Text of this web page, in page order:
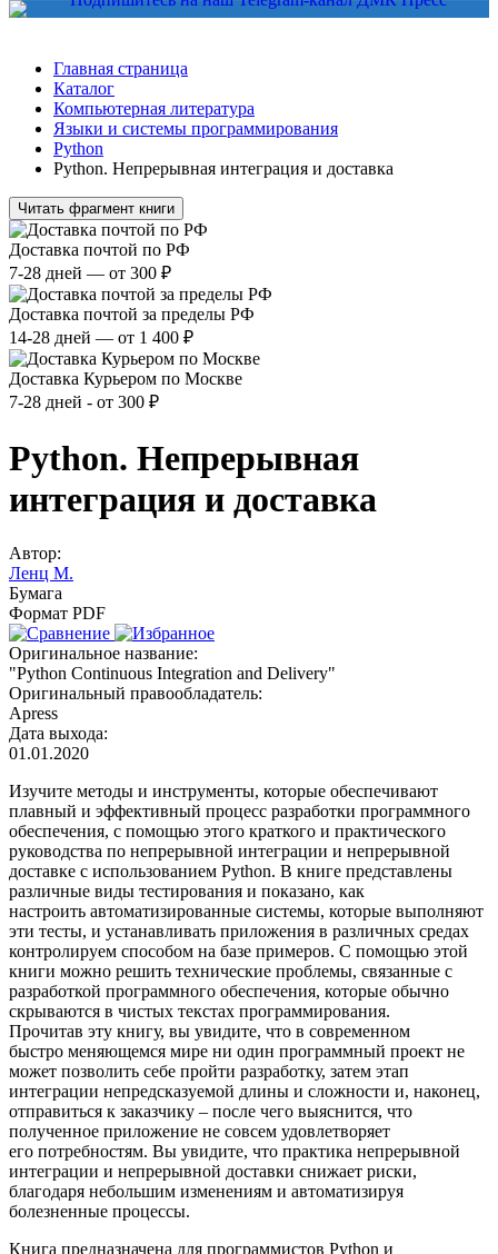
Главная страница
Каталог
Компьютерная литература
Языки и системы программирования
Python
Python. Непрерывная интеграция и доставка
Читать фрагмент книги
Доставка почтой по РФ
7-28 дней — от 300 ₽
Доставка почтой за пределы РФ
14-28 дней — от 1 400 ₽
Доставка Курьером по Москве
7-28 дней - от 300 ₽
Python. Непрерывная
интеграция и доставка
Автор:
Ленц М.
Бумага
Формат PDF
Оригинальное название:
"Python Continuous Integration and Delivery"
Оригинальный правообладатель:
Apress
Дата выхода:
01.01.2020
Изучите методы и инструменты, которые обеспечивают
плавный и эффективный процесс разработки программного
обеспечения, с помощью этого краткого и практического
руководства по непрерывной интеграции и непрерывной
доставке с использованием Python. В книге представлены
различные виды тестирования и показано, как
настроить автоматизированные системы, которые выполняют
эти тесты, и устанавливать приложения в различных средах
контролируем способом на базе примеров. С помощью этой
книги можно решить технические проблемы, связанные с
разработкой программного обеспечения, которые обычно
скрываются в чистых текстах программирования.
Прочитав эту книгу, вы увидите, что в современном
быстро меняющемся мире ни один программный проект не
может позволить себе пройти разработку, затем этап
интеграции непредсказуемой длины и сложности и, наконец,
отправиться к заказчику – после чего выяснится, что
полученное приложение не совсем удовлетворяет
его потребностям. Вы увидите, что практика непрерывной
интеграции и непрерывной доставки снижает риски,
благодаря небольшим изменениям и автоматизируя
болезненные процессы.
Книга предназначена для программистов Python и